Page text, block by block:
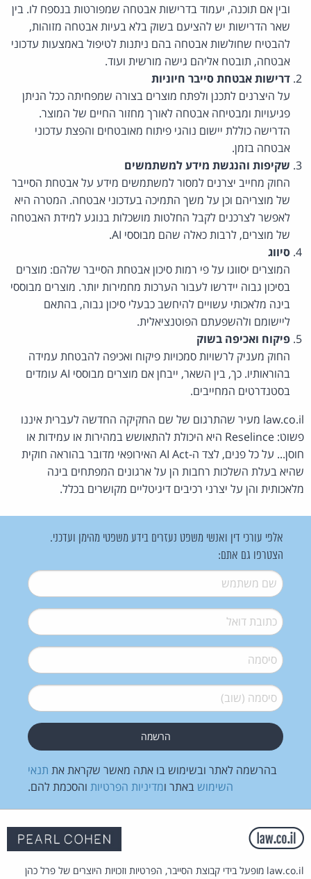
ובין אם תוכנה, יעמוד בדרישות אבטחה שמפורטות בנספח לו. בין
שאר הדרישות יש להציעם בשוק בלא בעיות אבטחה מזוהות,
להבטיח שחולשות אבטחה בהם ניתנות לטיפול באמצעות עדכוני
אבטחה, תובטח אליהם גישה מורשית ועוד.
דרישות אבטחת סייבר חיוניות
על היצרנים לתכנן ולפתח מוצרים בצורה שמפחיתה ככל הניתן
פגיעויות ומבטיחה אבטחה לאורך מחזור החיים של המוצר.
הדרישה כוללת יישום נוהגי פיתוח מאובטחים והפצת עדכוני
אבטחה בזמן.
שקיפות והנגשת מידע למשתמשים
החוק מחייב יצרנים למסור למשתמשים מידע על אבטחת הסייבר
של מוצריהם וכן על משך התמיכה בעדכוני אבטחה. המטרה היא
לאפשר לצרכנים לקבל החלטות מושכלות בנוגע למידת האבטחה
של מוצרים, לרבות כאלה שהם מבוססי AI.
סיווג
המוצרים יסווגו על פי רמות סיכון אבטחת הסייבר שלהם: מוצרים
בסיכון גבוה יידרשו לעבור הערכות מחמירות יותר. מוצרים מבוססי
בינה מלאכותי עשויים להיחשב כבעלי סיכון גבוה, בהתאם
ליישומם ולהשפעתם הפוטנציאלית.
פיקוח ואכיפה בשוק
החוק מעניק לרשויות סמכויות פיקוח ואכיפה להבטחת עמידה
בהוראותיו. כך, בין השאר, ייבחן אם מוצרים מבוססי AI עומדים
בסטנדרטים המחייבים.
law.co.il מעיר שהתרגום של שם החקיקה החדשה לעברית איננו
פשוט: Reselince היא היכולת להתאושש במהירות או עמידות או
חוסן... על כל פנים, לצד ה-AI Act האירופאי מדובר בהוראה חוקית
שהיא בעלת השלכות רחבות הן על ארגונים המפתחים בינה
מלאכותית והן על יצרני רכיבים דיגיטליים מקושרים בכלל.
אלפי עורכי דין ואנשי משפט נעזרים בידע משפטי מהימן ועדכני.
הצטרפו גם אתם:
שם משתמש*
דואל*
סיסמה*
סיסמה (שוב)*
בהרשמה לאתר ובשימוש בו אתה מאשר שקראת את תנאי
השימוש באתר ומדיניות הפרטיות והסכמת להם.
law.co.il מופעל בידי קבוצת הסייבר, הפרטיות וזכויות היוצרים של פרל כהן